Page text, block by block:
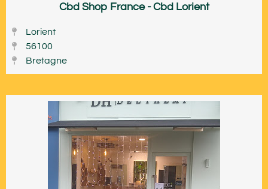
Cbd Shop France - Cbd Lorient
Lorient
56100
Bretagne